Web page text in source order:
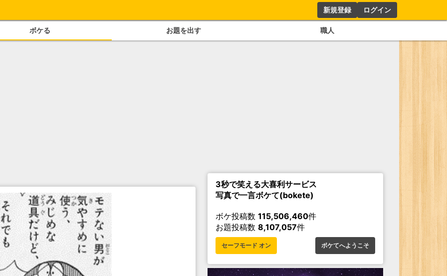
新規登録 ログイン
ボケる お題を出す 職人
3秒で笑える大喜利サービス
写真で一言ボケて(bokete)
ボケ投稿数 115,506,460件
お題投稿数 8,107,057件
セーフモード オン ボケてへようこそ